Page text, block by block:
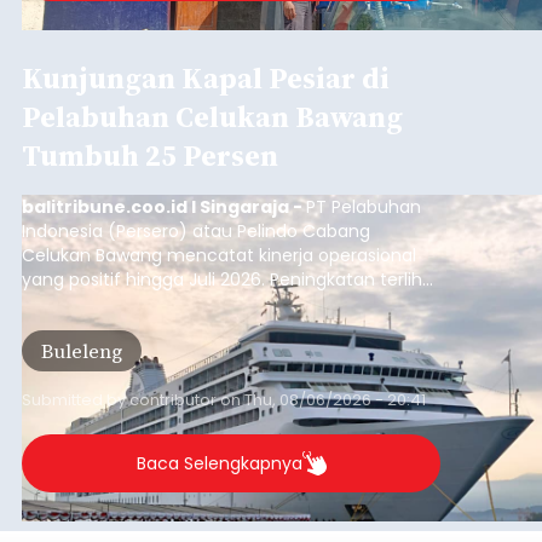
Kunjungan Kapal Pesiar di
Pelabuhan Celukan Bawang
Tumbuh 25 Persen
balitribune.coo.id I Singaraja -PT Pelabuhan
Indonesia (Persero) atau Pelindo Cabang
Celukan Bawang mencatat kinerja operasional
yang positif hingga Juli 2026. Peningkatan terlihat
dari arus kapal yang mencapai 1,48 juta Gross
Tonnage (GT), atau tumbuh 12,4 persen
dibandingkan periode yang sama tahun lalu
yang tercatat sebesar 1,32 juta GT.
Buleleng
Submitted bycontributoronThu, 08/06/2026 - 20:41
Baca Selengkapnya